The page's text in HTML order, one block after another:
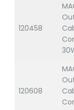
120458
120608